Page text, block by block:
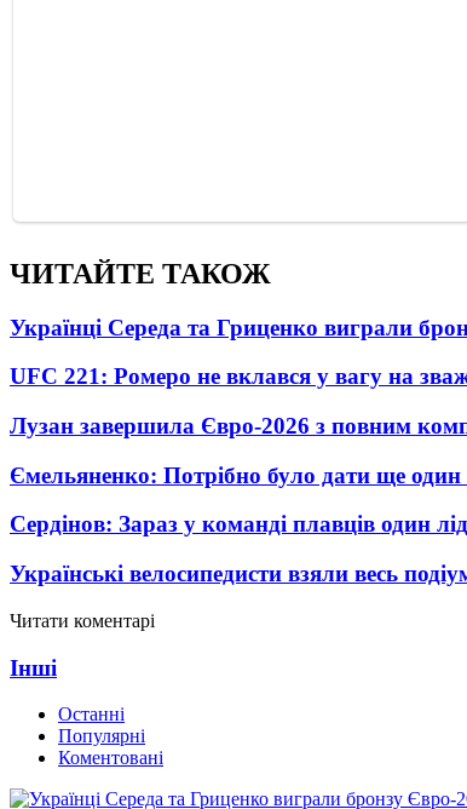
ЧИТАЙТЕ ТАКОЖ
Українці Середа та Гриценко виграли
UFC 221: Ромеро не вклався у вагу на
Лузан завершила Євро-2026 з повним
Ємельяненко: Потрібно було дати ще
Сердінов: Зараз у команді плавців один
Українські велосипедисти взяли весь
Читати коментарі
Інші
Останні
Популярні
Коментовані